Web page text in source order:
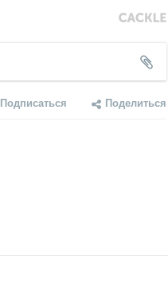
Подписаться Поделиться